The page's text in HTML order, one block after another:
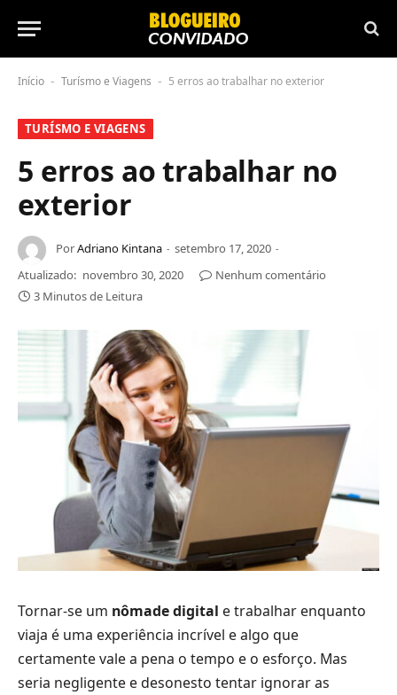
Início - Turísmo e Viagens - 5 erros ao trabalhar no exterior
TURÍSMO E VIAGENS
5 erros ao trabalhar no
exterior
PorAdriano Kintana
setembro 17, 2020
Atualizado: novembro 30, 2020
Nenhum comentário
3 Minutos de Leitura
Tornar-se um nômade digital e trabalhar enquanto
viaja é uma experiência incrível e algo que
certamente vale a pena o tempo e o esforço. Mas
seria negligente e desonesto tentar ignorar as